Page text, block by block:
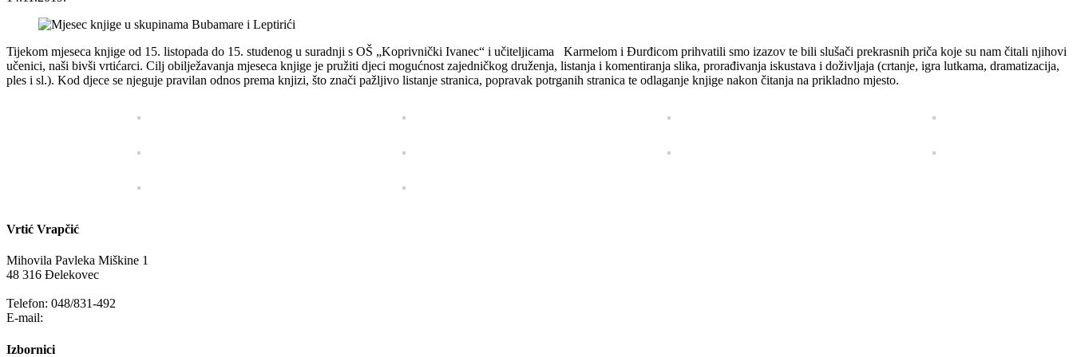
Tijekom mjeseca knjige od 15. listopada do 15. studenog u suradnji s OŠ „Koprivnički Ivanec“ i učiteljicama Karmelom i Đurđicom prihvatili smo izazov te bili slušači prekrasnih priča koje su nam čitali njihovi
učenici, naši bivši vrtićarci. Cilj obilježavanja mjeseca knjige je pružiti djeci mogućnost zajedničkog druženja, listanja i komentiranja slika, prorađivanja iskustava i doživljaja (crtanje, igra lutkama, dramatizacija,
ples i sl.). Kod djece se njeguje pravilan odnos prema knjizi, što znači pažljivo listanje stranica, popravak potrganih stranica te odlaganje knjige nakon čitanja na prikladno mjesto.
Vrtić Vrapčić
Mihovila Pavleka Miškine 1
48 316 Đelekovec
Telefon: 048/831-492
E-mail:
Izbornici